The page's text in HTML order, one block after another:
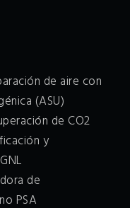
de aire con
(ASU)
de CO2
y
de
PSA